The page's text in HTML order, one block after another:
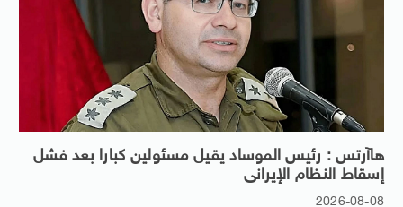
هاآرتس : رئيس الموساد يقيل مسئولين كبارا بعد فشل
إسقاط النظام الإيرانى
2026-08-08